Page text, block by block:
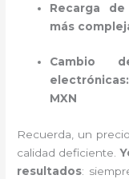
Recarga
más
Cambio
electrónicas:
MXN
Recuerda, un
calidad deficiente.
resultados: